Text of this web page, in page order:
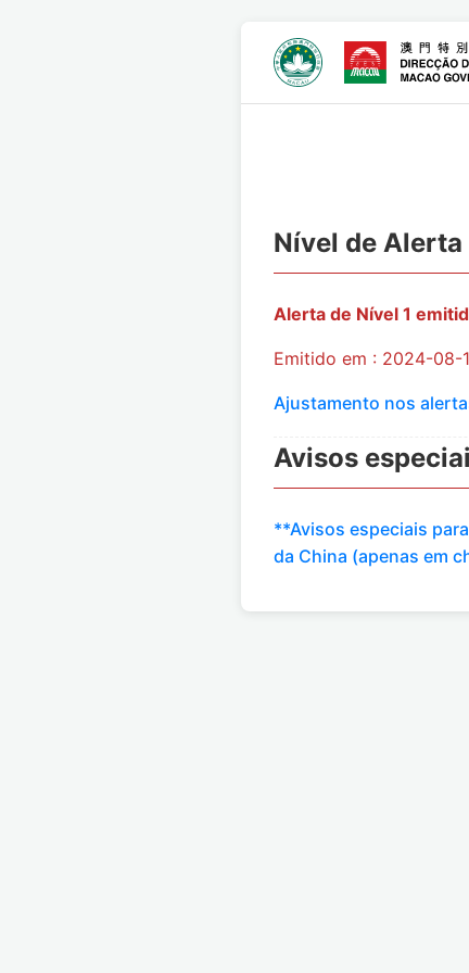
Nível de Alerta
Alerta de Nível 1
Emitido em : 2024-08-
Ajustamento nos
Avisos
**Avisos especiais
da China (apenas em